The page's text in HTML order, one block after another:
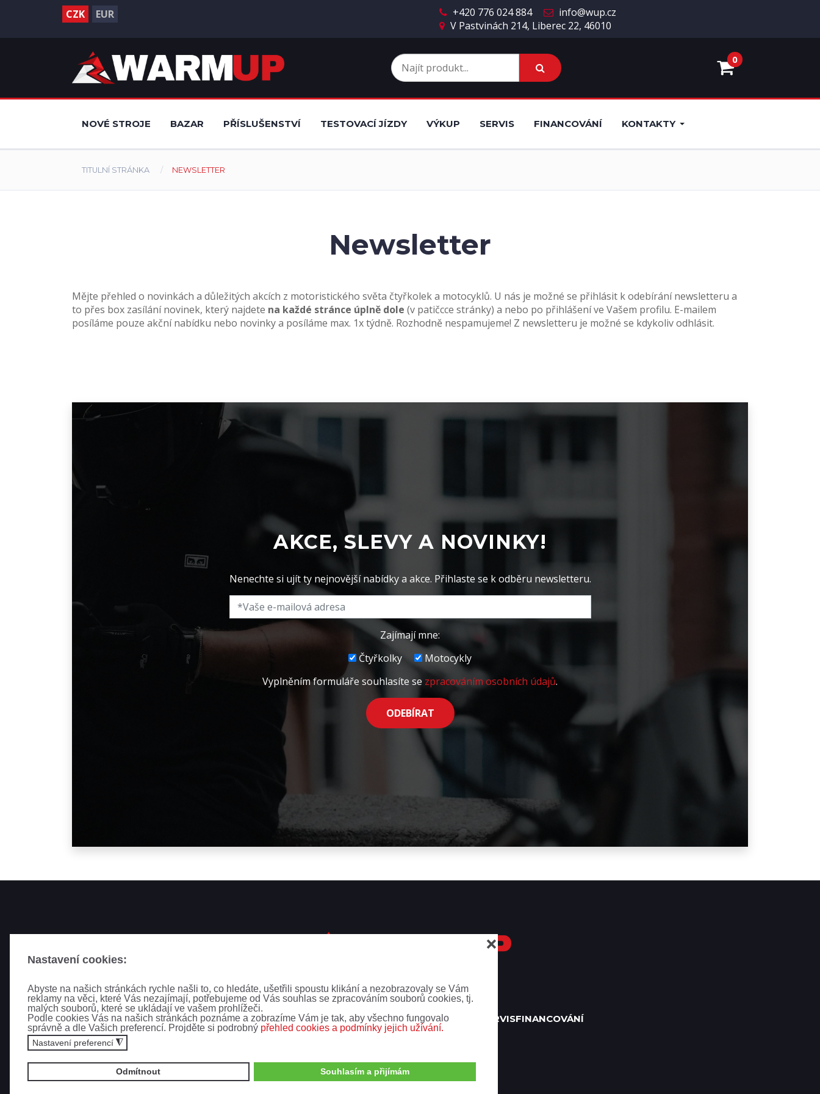
Nastavení cookies:
Abyste na našich stránkách rychle našli to, co hledáte, ušetřili spoustu klikání a nezobrazovaly se Vám
reklamy na věci, které Vás nezajímají, potřebujeme od Vás souhlas se zpracováním souborů cookies, tj.
malých souborů, které se ukládají ve vašem prohlížeči.
Podle cookies Vás na našich stránkách poznáme a zobrazíme Vám je tak, aby všechno fungovalo
správně a dle Vašich preferencí. Projděte si podrobný přehled cookies a podmínky jejich užívání.
Nastavení preferencí ◮
Odmítnout Souhlasím a přijímám
❌
CZK EUR +420 776 024 884
info@wup.cz
V Pastvinách 214, Liberec 22, 46010
0
NOVÉ STROJE BAZAR PŘÍSLUŠENSTVÍ TESTOVACÍ JÍZDY VÝKUP SERVIS FINANCOVÁNÍ KONTAKTY
TITULNÍ STRÁNKA NEWSLETTER
Newsletter
Mějte přehled o novinkách a důležitých akcích z motoristického světa čtyřkolek a motocyklů. U nás je možné se přihlásit k odebírání newsletteru a
to přes box zasílání novinek, který najdete na každé stránce úplně dole (v patičcce stránky) a nebo po přihlášení ve Vašem profilu. E-mailem
posíláme pouze akční nabídku nebo novinky a posíláme max. 1x týdně. Rozhodně nespamujeme! Z newsletteru je možné se kdykoliv odhlásit.
AKCE, SLEVY A NOVINKY!
Nenechte si ujít ty nejnovější nabídky a akce. Přihlaste se k odběru newsletteru.
Zajímají mne:
Čtyřkolky
Motocykly
Vyplněním formuláře souhlasíte se zpracováním osobních údajů.
ODEBÍRAT
Služby
NOVINKYKATALOGBAZARVÝKUPTESTOVACÍ JÍZDY SERVISFINANCOVÁNÍ